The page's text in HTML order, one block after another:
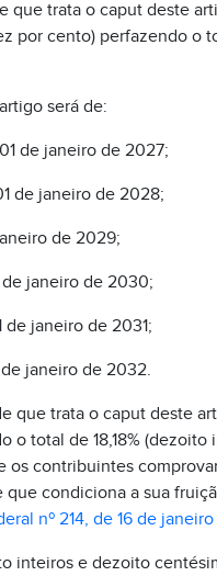
que trata o caput deste
por cento) perfazendo o
será de:
de janeiro de 2027;
de janeiro de 2028;
de 2029;
janeiro de 2030;
janeiro de 2031;
janeiro de 2032.
que trata o caput deste
total de 18,18%
os contribuintes
condiciona a sua
nº 214, de 16 de
inteiros e dezoito